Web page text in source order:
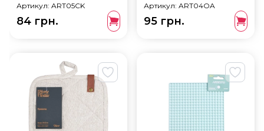
Артикул: ART05CK
84 грн.
аквамарин
ART04OA
Артикул: ART04OA
95 грн.